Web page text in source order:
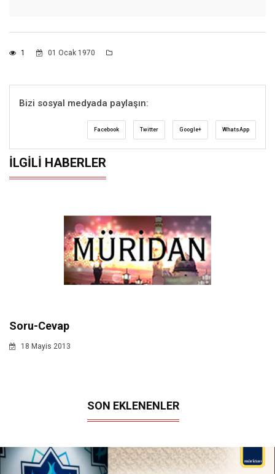
1 01 Ocak 1970
Bizi sosyal medyada paylaşın:
Facebook Twitter Google+ WhatsApp
İLGILI HABERLER
Soru-Cevap
18 Mayis 2013
SON EKLENENLER